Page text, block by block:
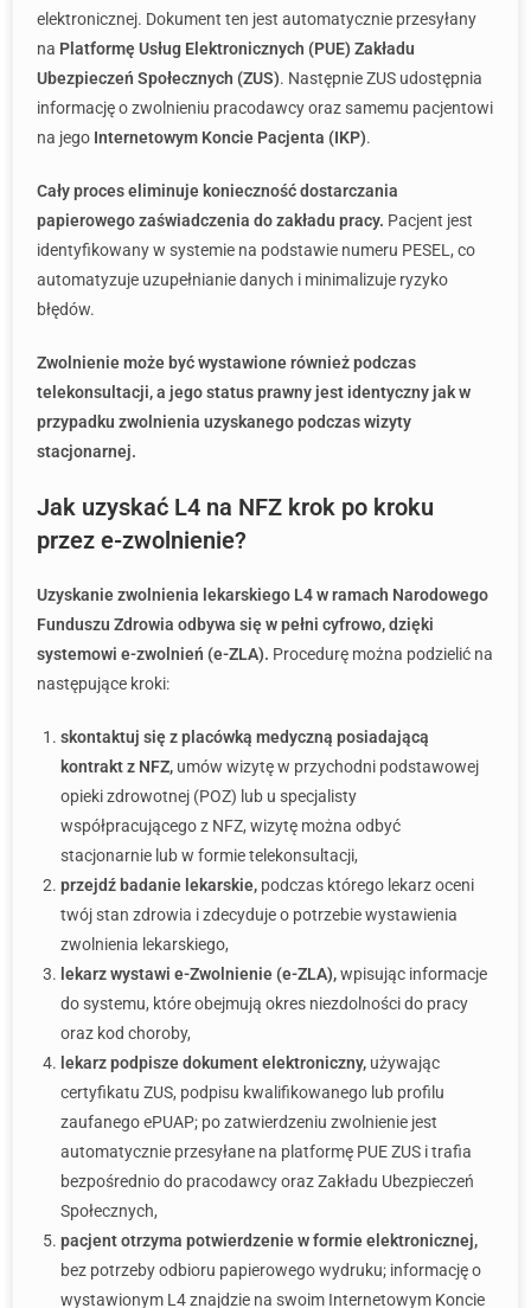
elektronicznej. Dokument ten jest automatycznie przesyłany
na Platformę Usług Elektronicznych (PUE) Zakładu
Ubezpieczeń Społecznych (ZUS). Następnie ZUS udostępnia
informację o zwolnieniu pracodawcy oraz samemu pacjentowi
na jego Internetowym Koncie Pacjenta (IKP).
Cały proces eliminuje konieczność dostarczania
papierowego zaświadczenia do zakładu pracy. Pacjent jest
identyfikowany w systemie na podstawie numeru PESEL, co
automatyzuje uzupełnianie danych i minimalizuje ryzyko
błędów.
Zwolnienie może być wystawione również podczas
telekonsultacji, a jego status prawny jest identyczny jak w
przypadku zwolnienia uzyskanego podczas wizyty
stacjonarnej.
Jak uzyskać L4 na NFZ krok po kroku
przez e-zwolnienie?
Uzyskanie zwolnienia lekarskiego L4 w ramach Narodowego
Funduszu Zdrowia odbywa się w pełni cyfrowo, dzięki
systemowi e-zwolnień (e-ZLA). Procedurę można podzielić na
następujące kroki:
skontaktuj się z placówką medyczną posiadającą
kontrakt z NFZ, umów wizytę w przychodni podstawowej
opieki zdrowotnej (POZ) lub u specjalisty
współpracującego z NFZ, wizytę można odbyć
stacjonarnie lub w formie telekonsultacji,
przejdź badanie lekarskie, podczas którego lekarz oceni
twój stan zdrowia i zdecyduje o potrzebie wystawienia
zwolnienia lekarskiego,
lekarz wystawi e-Zwolnienie (e-ZLA),wpisując informacje
do systemu, które obejmują okres niezdolności do pracy
oraz kod choroby,
lekarz podpisze dokument elektroniczny, używając
certyfikatu ZUS, podpisu kwalifikowanego lub profilu
zaufanego ePUAP; po zatwierdzeniu zwolnienie jest
automatycznie przesyłane na platformę PUE ZUS i trafia
bezpośrednio do pracodawcy oraz Zakładu Ubezpieczeń
Społecznych,
pacjent otrzyma potwierdzenie w formie elektronicznej,
bez potrzeby odbioru papierowego wydruku; informację o
wystawionym L4 znajdzie na swoim Internetowym Koncie